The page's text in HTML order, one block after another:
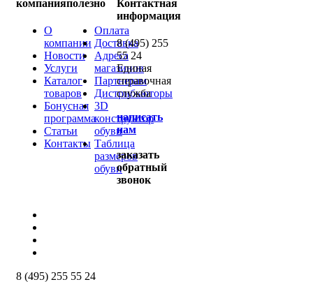
компания
О
компании
Новости
Услуги
Каталог
товаров
Бонусная
программа
Статьи
Контакты
полезно
Оплата
Доставка
Адреса
магазинов
Партнерам
Дистрибьюторы
3D
конструктор
обуви
Таблица
размеров
обуви
Контактная
информация
8 (495) 255
55 24
Единая
справочная
служба
написать
нам
заказать
обратный
звонок
8 (495) 255 55 24